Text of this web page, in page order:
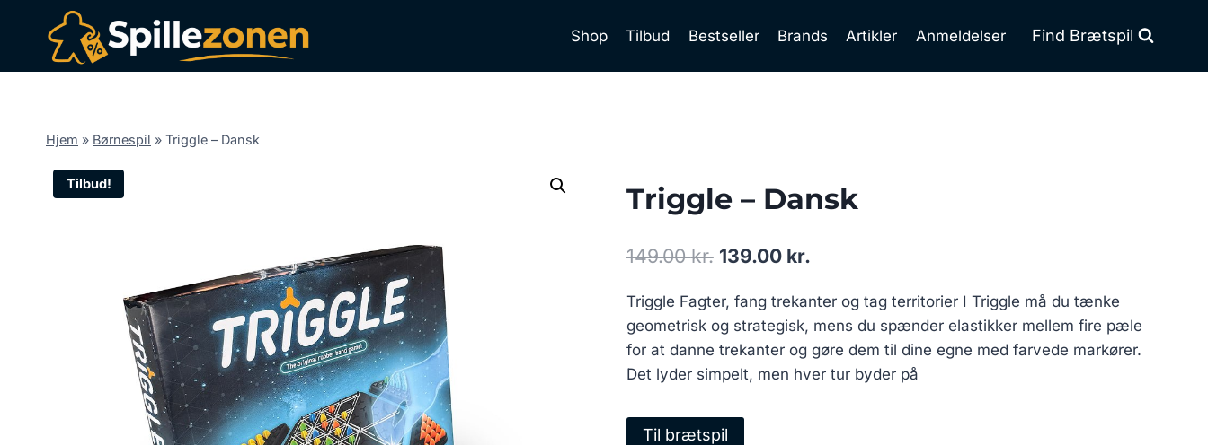
Shop Tilbud Bestseller Brands Artikler Anmeldelser Find Brætspil
Hjem » Børnespil » Triggle – Dansk
Tilbud! Triggle – Dansk
149.00kr. Den
pris
var:
149.00 kr..
139.00 kr.
pris
er:
139.00 kr..
Triggle Fagter, fang trekanter og tag territorier I Triggle må du tænke
geometrisk og strategisk, mens du spænder elastikker mellem fire pæle
for at danne trekanter og gøre dem til dine egne med farvede markører.
Det lyder simpelt, men hver tur byder på
Til brætspil